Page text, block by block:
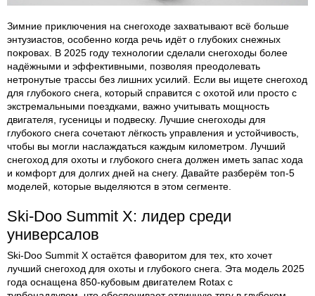
Зимние приключения на снегоходе захватывают всё больше
энтузиастов, особенно когда речь идёт о глубоких снежных
покровах. В 2025 году технологии сделали снегоходы более
надёжными и эффективными, позволяя преодолевать
нетронутые трассы без лишних усилий. Если вы ищете снегоход
для глубокого снега, который справится с охотой или просто с
экстремальными поездками, важно учитывать мощность
двигателя, гусеницы и подвеску. Лучшие снегоходы для
глубокого снега сочетают лёгкость управления и устойчивость,
чтобы вы могли наслаждаться каждым километром. Лучший
снегоход для охоты и глубокого снега должен иметь запас хода
и комфорт для долгих дней на снегу. Давайте разберём топ-5
моделей, которые выделяются в этом сегменте.
Ski-Doo Summit X: лидер среди
универсалов
Ski-Doo Summit X остаётся фаворитом для тех, кто хочет
лучший снегоход для охоты и глубокого снега. Эта модель 2025
года оснащена 850-кубовым двигателем Rotax с